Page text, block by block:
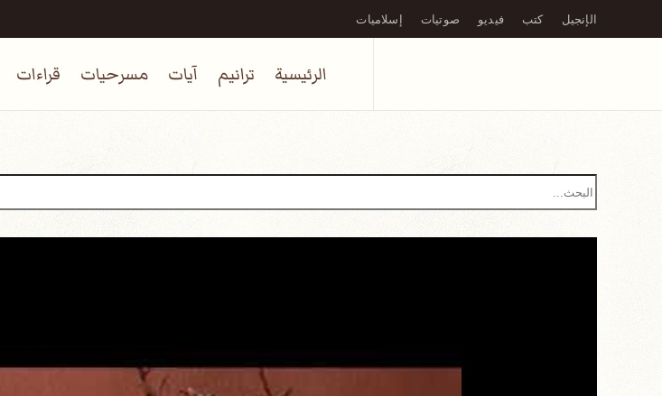
Skip to main content
الإنجيل كتب فيديو صوتيات إسلاميات
الرئيسية ترانيم آيات مسرحيات قراءات